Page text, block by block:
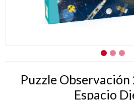
Puzzle Observación
Espacio